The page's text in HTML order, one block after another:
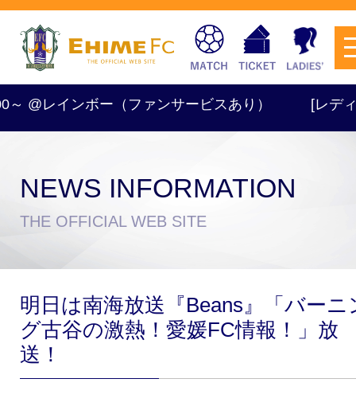
試合日程・結果 アクセス
クラブ・会社情報 レディース
チケットを購入
レインボー（ファンサービスあり） [レディー
NEWS INFORMATION
THE OFFICIAL WEB SITE
明日は南海放送『Beans』「バーニ
グ古谷の激熱！愛媛FC情報！」放
送！